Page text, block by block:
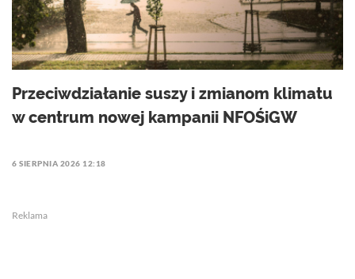
Przeciwdziałanie suszy i zmianom klimatu
w centrum nowej kampanii NFOŚiGW
6 SIERPNIA 2026 12:18
Reklama